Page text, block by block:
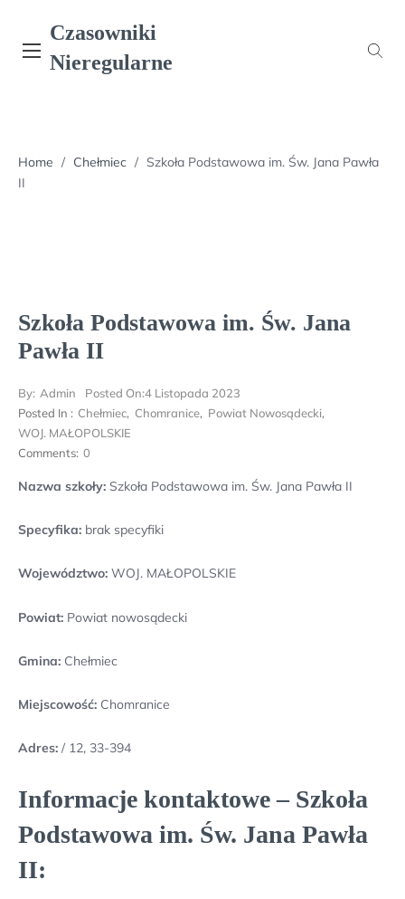
content
Czasowniki
Nieregularne
Home / Chełmiec / Szkoła Podstawowa im. Św. Jana Pawła
II
Szkoła Podstawowa im. Św. Jana
Pawła II
By: Admin Posted On:4 Listopada 2023
Posted In : Chełmiec, Chomranice, Powiat Nowosądecki,
WOJ. MAŁOPOLSKIE
Comments: 0
Nazwa szkoły: Szkoła Podstawowa im. Św. Jana Pawła II
Specyfika: brak specyfiki
Województwo: WOJ. MAŁOPOLSKIE
Powiat: Powiat nowosądecki
Gmina: Chełmiec
Miejscowość: Chomranice
Adres: / 12, 33-394
Informacje kontaktowe – Szkoła
Podstawowa im. Św. Jana Pawła
II: